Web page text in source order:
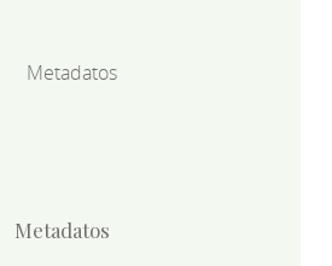
Metadatos